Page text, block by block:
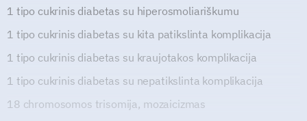
1 tipo cukrinis diabetas su hiperosmoliariškumu
1 tipo cukrinis diabetas su kita patikslinta komplikacija
1 tipo cukrinis diabetas su kraujotakos komplikacija
1 tipo cukrinis diabetas su nepatikslinta komplikacija
18 chromosomos trisomija, mozaicizmas